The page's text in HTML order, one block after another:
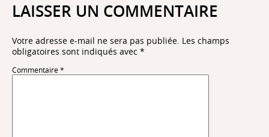
LAISSER UN COMMENTAIRE
Votre adresse e-mail ne sera pas publiée. Les champs
obligatoires sont indiqués avec *
Commentaire *